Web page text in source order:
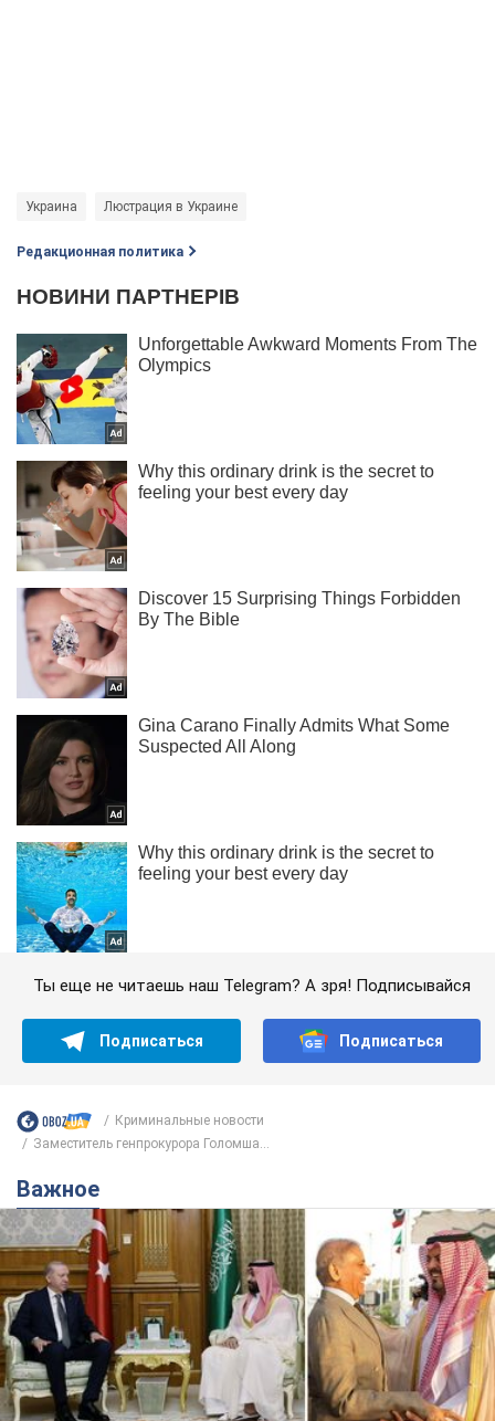
Украина Люстрация в Украине
Редакционная политика
Ты еще не читаешь наш Telegram? А зря! Подписывайся
Подписаться Подписаться
Криминальные новости
Заместитель генпрокурора Голомша...
Важное